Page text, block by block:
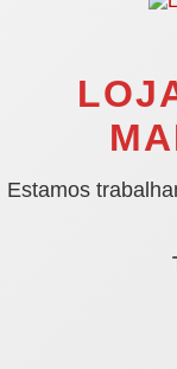
Estamos